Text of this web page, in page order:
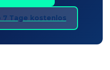
7 Tage kostenlos